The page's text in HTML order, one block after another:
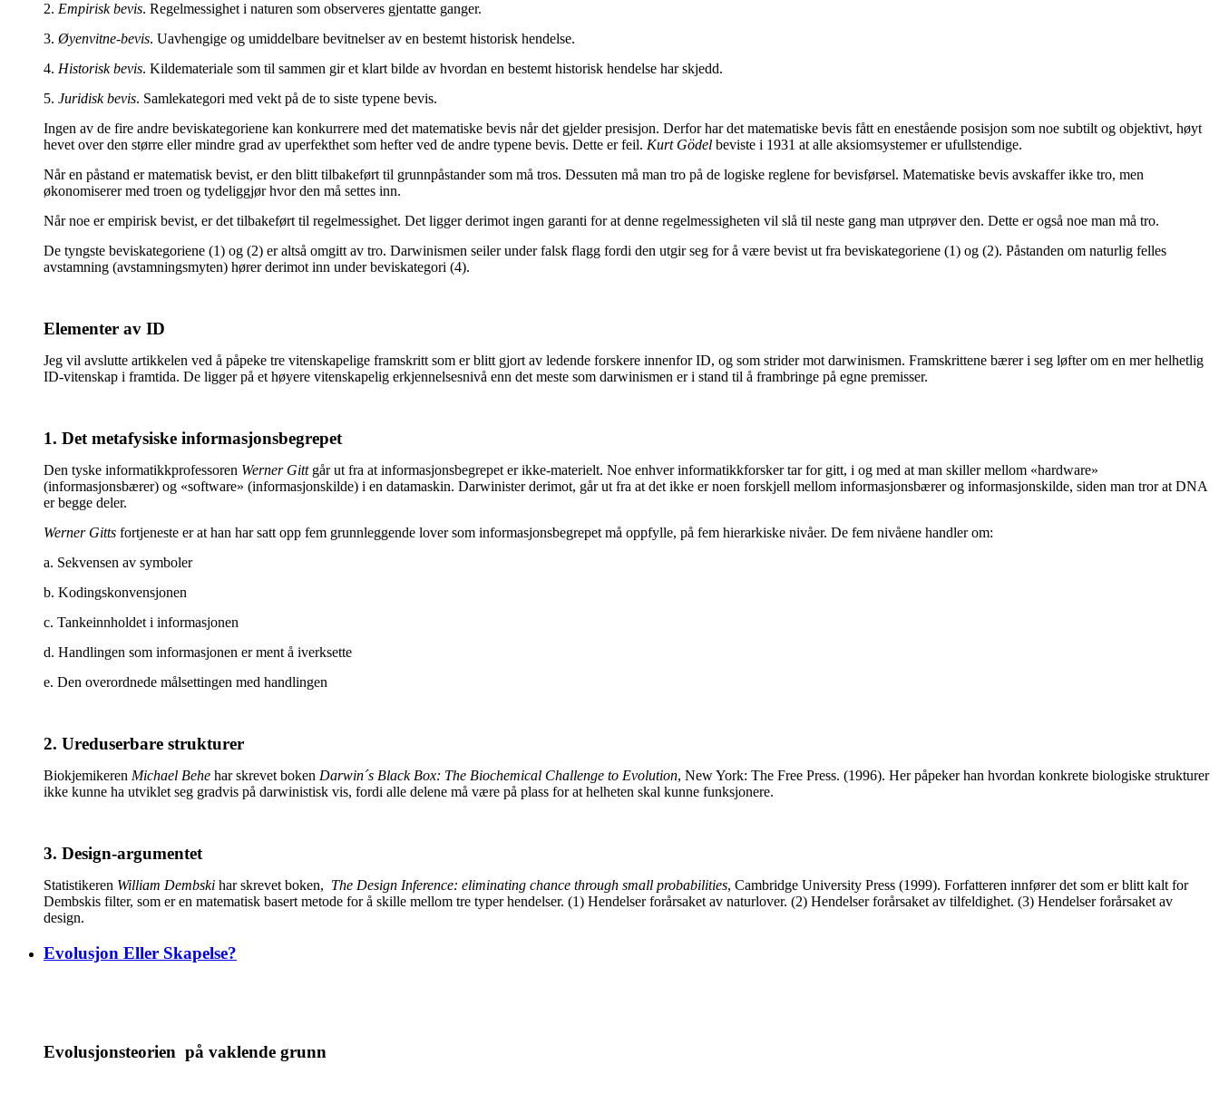
2. Empirisk bevis. Regelmessighet i naturen som observeres gjentatte ganger.
3. Øyenvitne-bevis. Uavhengige og umiddelbare bevitnelser av en bestemt historisk hendelse.
4. Historisk bevis. Kildemateriale som til sammen gir et klart bilde av hvordan en bestemt historisk hendelse har skjedd.
5. Juridisk bevis. Samlekategori med vekt på de to siste typene bevis.
Ingen av de fire andre beviskategoriene kan konkurrere med det matematiske bevis når det gjelder presisjon. Derfor har det matematiske bevis fått en enestående posisjon som noe subtilt og objektivt, høyt
hevet over den større eller mindre grad av uperfekthet som hefter ved de andre typene bevis. Dette er feil. Kurt Gödel beviste i 1931 at alle aksiomsystemer er ufullstendige.
Når en påstand er matematisk bevist, er den blitt tilbakeført til grunnpåstander som må tros. Dessuten må man tro på de logiske reglene for bevisførsel. Matematiske bevis avskaffer ikke tro, men
økonomiserer med troen og tydeliggjør hvor den må settes inn.
Når noe er empirisk bevist, er det tilbakeført til regelmessighet. Det ligger derimot ingen garanti for at denne regelmessigheten vil slå til neste gang man utprøver den. Dette er også noe man må tro.
De tyngste beviskategoriene (1) og (2) er altså omgitt av tro. Darwinismen seiler under falsk flagg fordi den utgir seg for å være bevist ut fra beviskategoriene (1) og (2). Påstanden om naturlig felles
avstamning (avstamningsmyten) hører derimot inn under beviskategori (4).
Elementer av ID
Jeg vil avslutte artikkelen ved å påpeke tre vitenskapelige framskritt som er blitt gjort av ledende forskere innenfor ID, og som strider mot darwinismen. Framskrittene bærer i seg løfter om en mer helhetlig
ID-vitenskap i framtida. De ligger på et høyere vitenskapelig erkjennelsesnivå enn det meste som darwinismen er i stand til å frambringe på egne premisser.
1. Det metafysiske informasjonsbegrepet
Den tyske informatikkprofessoren Werner Gittgår ut fra at informasjonsbegrepet er ikke-materielt. Noe enhver informatikkforsker tar for gitt, i og med at man skiller mellom «hardware»
(informasjonsbærer) og «software» (informasjonskilde) i en datamaskin. Darwinister derimot, går ut fra at det ikke er noen forskjell mellom informasjonsbærer og informasjonskilde, siden man tror at DNA
er begge deler.
Werner Gitts fortjeneste er at han har satt opp fem grunnleggende lover som informasjonsbegrepet må oppfylle, på fem hierarkiske nivåer. De fem nivåene handler om:
a. Sekvensen av symboler
b. Kodingskonvensjonen
c. Tankeinnholdet i informasjonen
d. Handlingen som informasjonen er ment å iverksette
e. Den overordnede målsettingen med handlingen
2. Ureduserbare strukturer
Biokjemikeren Michael Behe har skrevet boken Darwin´s Black Box: The Biochemical Challenge to Evolution, New York: The Free Press. (1996). Her påpeker han hvordan konkrete biologiske strukturer
ikke kunne ha utviklet seg gradvis på darwinistisk vis, fordi alle delene må være på plass for at helheten skal kunne funksjonere.
3. Design-argumentet
Statistikeren William Dembski har skrevet boken, The Design Inference: eliminating chance through small probabilities, Cambridge University Press (1999). Forfatteren innfører det som er blitt kalt for
Dembskis filter, som er en matematisk basert metode for å skille mellom tre typer hendelser. (1) Hendelser forårsaket av naturlover. (2) Hendelser forårsaket av tilfeldighet. (3) Hendelser forårsaket av
design.
Evolusjon Eller Skapelse?
Evolusjonsteorien på vaklende grunn